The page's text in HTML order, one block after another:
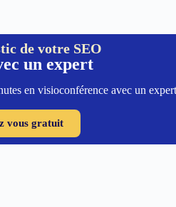
de votre SEO
un expert
en visioconférence avec un
vous gratuit